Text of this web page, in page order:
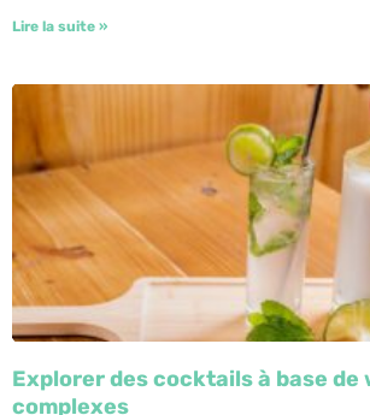
Lire la suite »
Explorer des cocktails à base de
complexes